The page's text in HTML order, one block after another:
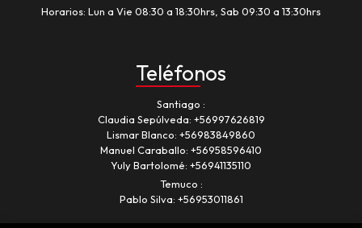
Horarios: Lun a Vie 08:30 a 18:30hrs, Sab 09:30 a 13:30hrs
Teléfonos
Santiago
Claudia Sepúlveda: +56997626819
Lismar Blanco: +56983849860
Manuel Caraballo: +56958596410
Yuly Bartolomé: +56941135110
Temuco
Pablo Silva: +56953011861